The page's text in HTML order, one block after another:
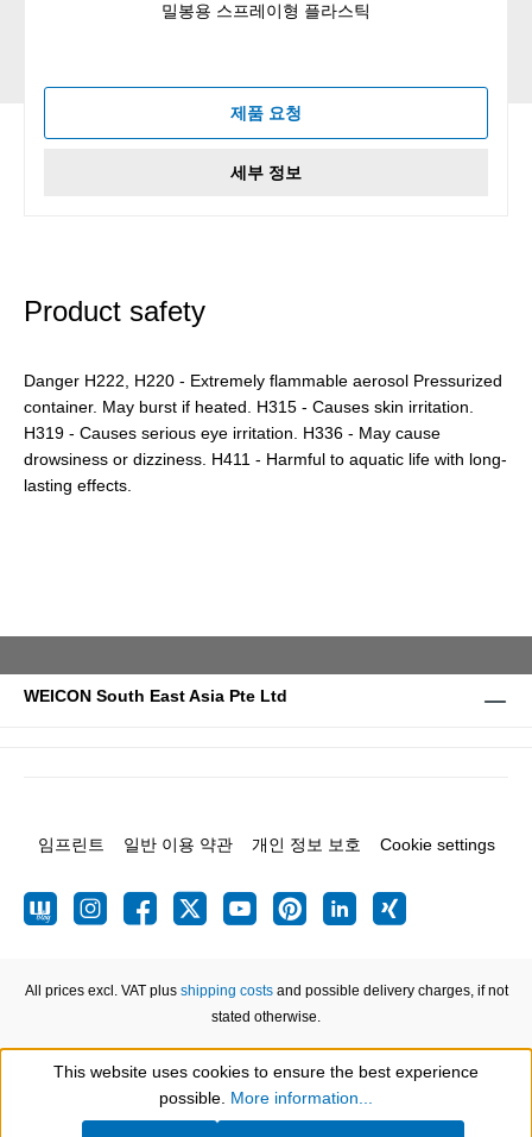
밀봉용 스프레이형 플라스틱
제품 요청
세부 정보
Product safety
Danger H222, H220 - Extremely flammable aerosol Pressurized
container. May burst if heated. H315 - Causes skin irritation.
H319 - Causes serious eye irritation. H336 - May cause
drowsiness or dizziness. H411 - Harmful to aquatic life with long-
lasting effects.
WEICON South East Asia Pte Ltd
임프린트 일반 이용 약관 개인 정보 보호 Cookie settings
All prices excl. VAT plus shipping costsand possible delivery charges, if not
stated otherwise.
Show toolbar
This website uses cookies to ensure the best experience
possible. More information...